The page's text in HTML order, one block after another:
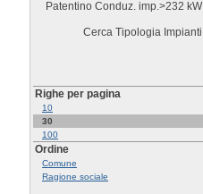
Patentino Conduz. imp.>232 kW
Cerca Tipologia Impianti
Righe per pagina
10
30
100
Ordine
Comune
Ragione sociale